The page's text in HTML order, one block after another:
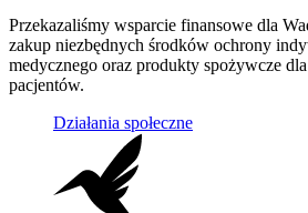
Przekazaliśmy wsparcie finansowe dla
zakup niezbędnych środków ochrony
medycznego oraz produkty spożywcze
pacjentów.
Działania społeczne